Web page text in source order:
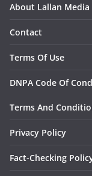
About Lallan Media
Contact
Terms Of Use
DNPA Code Of
Terms And
Privacy Policy
Fact-Checking